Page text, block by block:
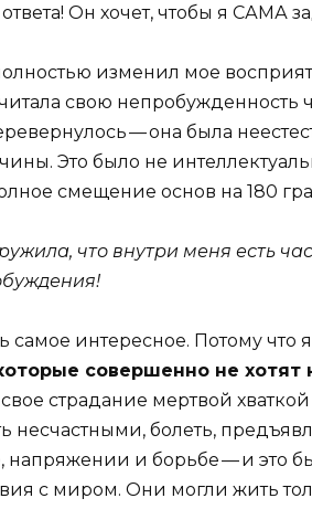
Он хочет, чтобы я САМА
изменил мое
свою непробужденность
— она была
Это было не
смещение основ на 180
что внутри меня есть
самое интересное. Потому что
совершенно не
страдание мертвой
несчастными, болеть,
напряжении и борьбе — и это
с миром. Они могли жить